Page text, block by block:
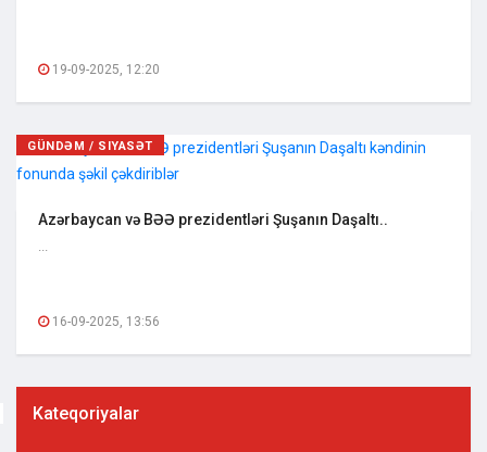
19-09-2025, 12:20
GÜNDƏM / SIYASƏT
Azərbaycan və BƏƏ prezidentləri Şuşanın Daşaltı..
...
16-09-2025, 13:56
Kateqoriyalar